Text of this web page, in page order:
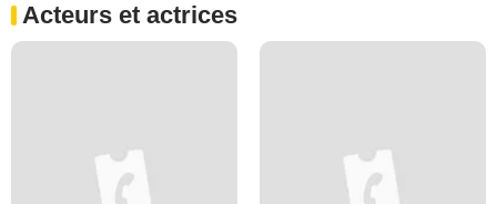
Acteurs et actrices